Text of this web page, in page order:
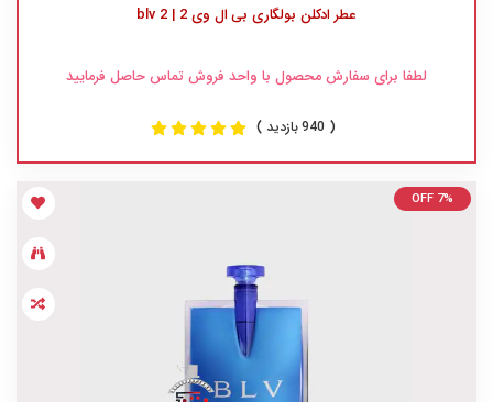
عطر ادکلن بولگاری بی ال وی 2 | 2 blv
لطفا برای سفارش محصول با واحد فروش تماس حاصل فرمایید
( 940 بازدید )
OFF 7%